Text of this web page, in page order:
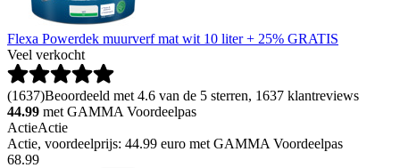
Flexa Powerdek muurverf mat wit 10 liter + 25% GRATIS
Veel verkocht
(1637)Beoordeeld met 4.6 van de 5 sterren, 1637 klantreviews
44.99 met GAMMA Voordeelpas
ActieActie
Actie, voordeelprijs: 44.99 euro met GAMMA Voordeelpas
68.99